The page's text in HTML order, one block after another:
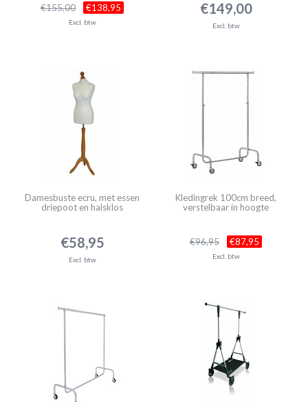
€155,00 €138,95
Excl. btw
€149,00
Excl. btw
Damesbuste ecru, met essen
driepoot en halsklos
€58,95
Excl. btw
Kledingrek 100cm breed,
verstelbaar in hoogte
€96,95 €87,95
Excl. btw